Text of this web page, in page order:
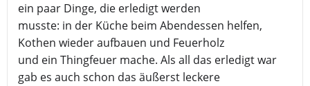
ein paar Dinge, die erledigt werden
musste: in der Küche beim Abendessen helfen,
Kothen wieder aufbauen und Feuerholz
und ein Thingfeuer mache. Als all das erledigt war
gab es auch schon das äußerst leckere